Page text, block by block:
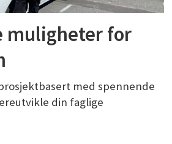
muligheter for
med spennende
din faglige